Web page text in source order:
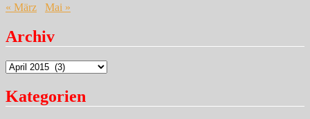
« März
Mai »
Archiv
Archiv
Kategorien